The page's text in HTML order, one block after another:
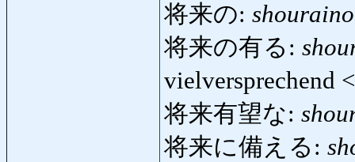
将来の: shouraino
将来の有る:
vielversprechend
将来有望な:
将来に備える: